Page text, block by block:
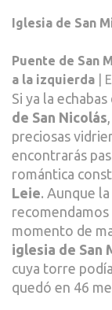
Iglesia de San
Puente de San
a la izquierda |
Si ya la
de San Nicolás
preciosas
encontrarás
romántica
Leie. Aunque
recomendamos
momento de
iglesia de San
cuya torre
quedó en 46